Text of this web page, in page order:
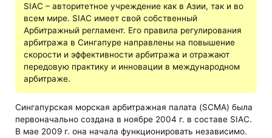
SIAC – авторитетное учреждение как в Азии, так и во
всем мире. SIAC имеет свой собственный
Арбитражный регламент. Его правила регулирования
арбитража в Сингапуре направлены на повышение
скорости и эффективности арбитража и отражают
передовую практику и инновации в международном
арбитраже.
Сингапурская морская арбитражная палата (SCMA) была
первоначально создана в ноябре 2004 г. в составе SIAC.
В мае 2009 г. она начала функционировать независимо.